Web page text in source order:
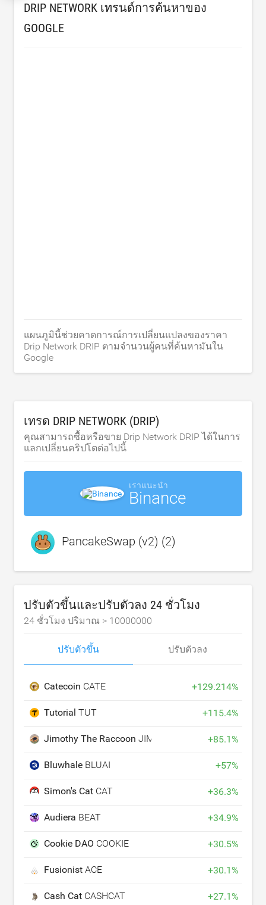
DRIP NETWORK เทรนด์การค้นหาของ
GOOGLE
แผนภูมินี้ช่วยคาดการณ์การเปลี่ยนแปลงของราคา
Drip Network DRIP ตามจำนวนผู้คนที่ค้นหามันใน
Google
เทรด DRIP NETWORK (DRIP)
คุณสามารถซื้อหรือขาย Drip Network DRIP ได้ในการ
แลกเปลี่ยนคริปโตต่อไปนี้
เราแนะนำ
Binance
PancakeSwap (v2) (2)
ปรับตัวขึ้นและปรับตัวลง 24 ชั่วโมง
24 ชั่วโมง ปริมาณ > 10000000
ปรับตัวขึ้น ปรับตัวลง
Catecoin CATE +129.214%
Tutorial TUT +115.4%
Jimothy The Raccoon JIMOTHY +85.1%
Bluwhale BLUAI +57%
Simon's Cat CAT +36.3%
Audiera BEAT +34.9%
Cookie DAO COOKIE +30.5%
Fusionist ACE +30.1%
Cash Cat CASHCAT +27.1%